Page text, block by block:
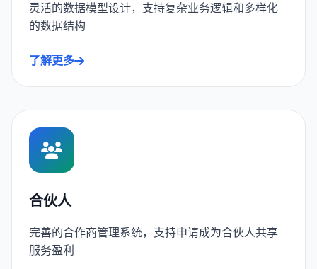
灵活的数据模型设计，支持复杂业务逻辑和多样化
的数据结构
了解更多
合伙人
完善的合作商管理系统，支持申请成为合伙人共享
服务盈利